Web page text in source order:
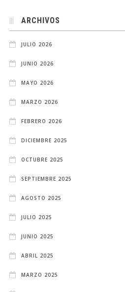
ARCHIVOS
JULIO 2026
JUNIO 2026
MAYO 2026
MARZO 2026
FEBRERO 2026
DICIEMBRE 2025
OCTUBRE 2025
SEPTIEMBRE 2025
AGOSTO 2025
JULIO 2025
JUNIO 2025
ABRIL 2025
MARZO 2025